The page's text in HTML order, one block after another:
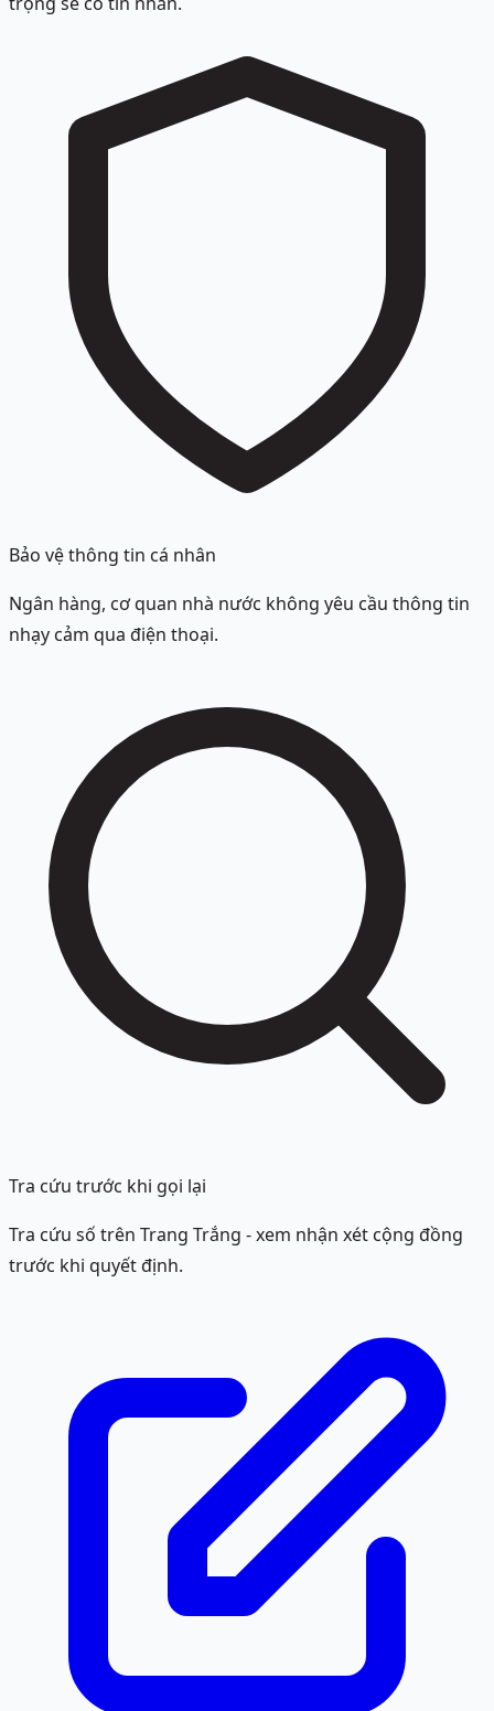
Bảo vệ thông tin cá nhân
Ngân hàng, cơ quan nhà nước không yêu cầu thông tin
nhạy cảm qua điện thoại.
Tra cứu trước khi gọi lại
Tra cứu số trên Trang Trắng - xem nhận xét cộng đồng
trước khi quyết định.